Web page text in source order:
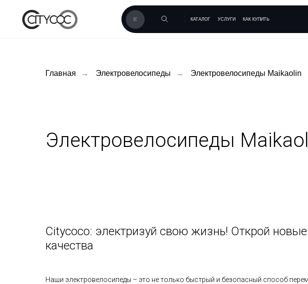
КАК КУПИТЬ
УСЛУГИ
Главная → Электровелосипеды → Электровелосипеды Maikaolin
Электровелосипеды
Citycoco: электризуй свою жизнь! Открой
качества
Наши электровелосипеды – это не только быстрый и безопасный способ